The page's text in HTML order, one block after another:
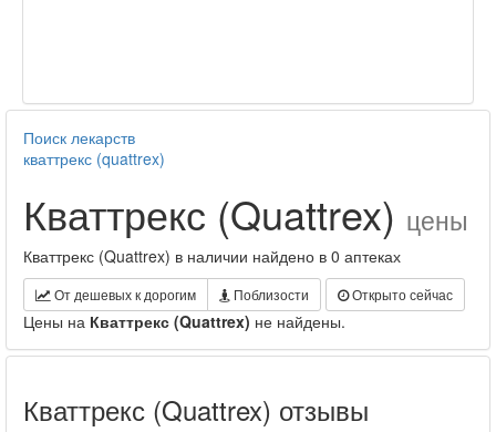
Поиск лекарств
кваттрекс (quattrex)
Кваттрекс (Quattrex) цены
Кваттрекс (Quattrex) в наличии найдено в 0 аптеках
От дешевых к дорогим Поблизости Открыто сейчас
Цены на Кваттрекс (Quattrex) не найдены.
Кваттрекс (Quattrex) отзывы